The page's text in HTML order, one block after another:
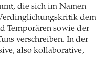
die sich im Namen
dem
Temporären sowie der
verschreiben. In der
also kollaborative,